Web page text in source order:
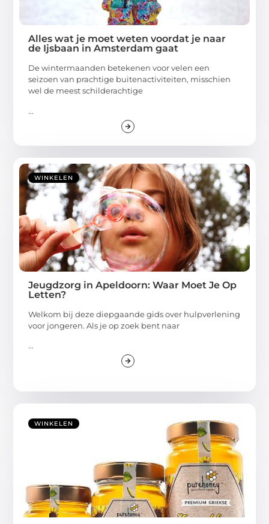
Alles wat je moet weten voordat je naar
de Ijsbaan in Amsterdam gaat
De wintermaanden betekenen voor velen een
seizoen van prachtige buitenactiviteiten, misschien
wel de meest schilderachtige
...
WINKELEN
Jeugdzorg in Apeldoorn: Waar Moet Je Op
Letten?
Welkom bij deze diepgaande gids over hulpverlening
voor jongeren. Als je op zoek bent naar
...
WINKELEN